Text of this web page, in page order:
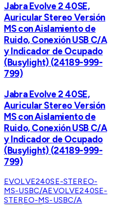
Jabra Evolve 2 40SE,
Auricular Stereo Versión
MS con Aislamiento de
Ruido, Conexión USB C/A
y Indicador de Ocupado
(Busylight) (24189-999-
799)
Jabra Evolve 2 40SE,
Auricular Stereo Versión
MS con Aislamiento de
Ruido, Conexión USB C/A
y Indicador de Ocupado
(Busylight) (24189-999-
799)
EVOLVE240SE-STEREO-
MS-USBC/AEVOLVE240SE-
STEREO-MS-USBC/A